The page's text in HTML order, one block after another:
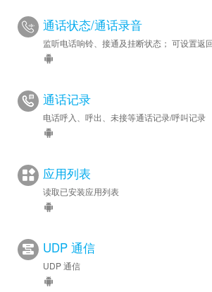
通话状态/通话录音
监听电话响铃、接通及挂断状态； 可设置返
通话记录
电话呼入、呼出、未接等通话记录/呼叫记录
应用列表
读取已安装应用列表
UDP 通信
UDP 通信